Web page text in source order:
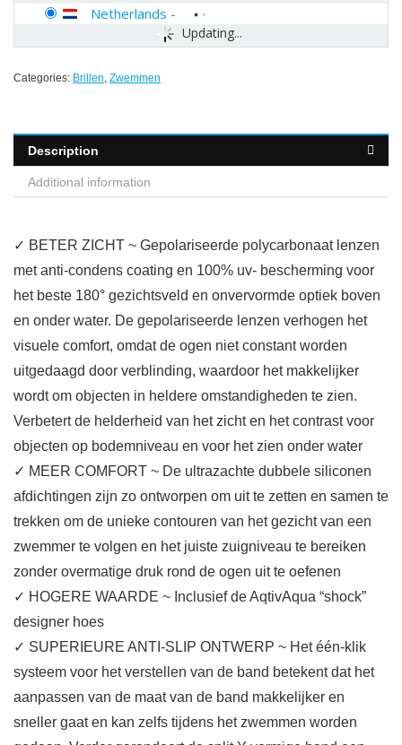
Updating...
Netherlands -
Categories: Brillen, Zwemmen
Description
Additional information
✓ BETER ZICHT ~ Gepolariseerde polycarbonaat lenzen
met anti-condens coating en 100% uv- bescherming voor
het beste 180° gezichtsveld en onvervormde optiek boven
en onder water. De gepolariseerde lenzen verhogen het
visuele comfort, omdat de ogen niet constant worden
uitgedaagd door verblinding, waardoor het makkelijker
wordt om objecten in heldere omstandigheden te zien.
Verbetert de helderheid van het zicht en het contrast voor
objecten op bodemniveau en voor het zien onder water
✓ MEER COMFORT ~ De ultrazachte dubbele siliconen
afdichtingen zijn zo ontworpen om uit te zetten en samen te
trekken om de unieke contouren van het gezicht van een
zwemmer te volgen en het juiste zuigniveau te bereiken
zonder overmatige druk rond de ogen uit te oefenen
✓ HOGERE WAARDE ~ Inclusief de AqtivAqua “shock”
designer hoes
✓ SUPERIEURE ANTI-SLIP ONTWERP ~ Het één-klik
systeem voor het verstellen van de band betekent dat het
aanpassen van de maat van de band makkelijker en
sneller gaat en kan zelfs tijdens het zwemmen worden